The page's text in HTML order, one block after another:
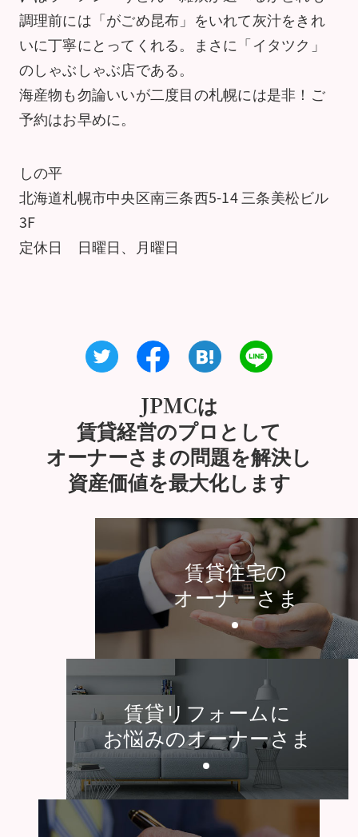
調理前には「がごめ昆布」をいれて灰汁をきれ
いに丁寧にとってくれる。まさに「イタツク」
のしゃぶしゃぶ店である。
海産物も勿論いいが二度目の札幌には是非！ご
予約はお早めに。
しの平
北海道札幌市中央区南三条西5-14 三条美松ビル
3F
定休日 日曜日、月曜日
JPMCは
賃貸経営のプロとして
オーナーさまの問題を解決し
資産価値を最大化します
賃貸住宅の
オーナーさま
賃貸リフォームに
お悩みのオーナーさま